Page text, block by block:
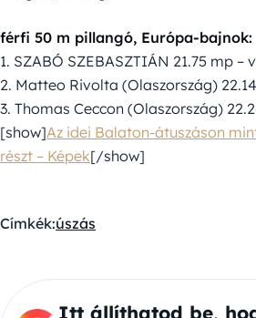
férfi 50 m pillangó, Európa-bajnok:
1. SZABÓ SZEBASZTIÁN 21.75 mp –
2. Matteo Rivolta (Olaszország) 22.14
3. Thomas Ceccon (Olaszország)
[show]Az idei Balaton-átuszáson
részt – Képek[/show]
Címkék:úszás
Itt állíthatod be,